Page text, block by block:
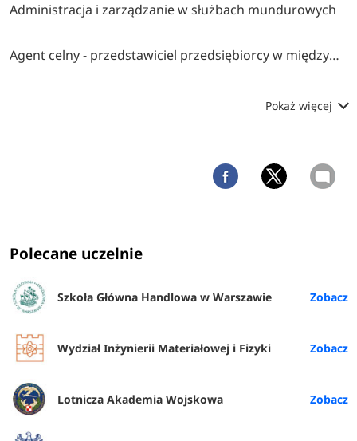
Administracja i zarządzanie w służbach mundurowych
Agent celny - przedstawiciel przedsiębiorcy w międzynarodowym obrocie towarowym
Pokaż więcej
Polecane uczelnie
Szkoła Główna Handlowa w Warszawie
Wydział Inżynierii Materiałowej i Fizyki
Lotnicza Akademia Wojskowa